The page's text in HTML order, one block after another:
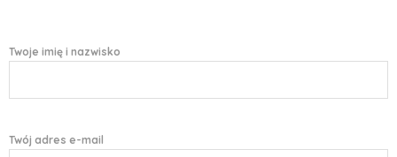
Twoje imię i nazwisko
Twój adres e-mail